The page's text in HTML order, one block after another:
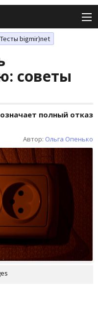
Тесты bigmir)net
советы
полный отказ
Автор: Ольга Опенько